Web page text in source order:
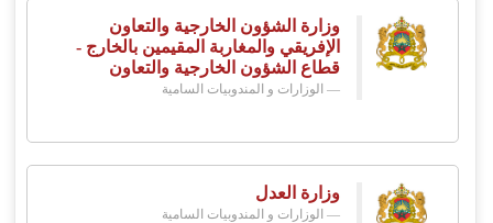
وزارة الشؤون الخارجية والتعاون
الإفريقي والمغاربة المقيمين بالخارج -
قطاع الشؤون الخارجية والتعاون
الوزارات و المندوبيات السامية
وزارة العدل
الوزارات و المندوبيات السامية